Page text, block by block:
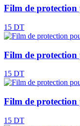
Film de
15 DT
Film de protection
15 DT
Film de
15 DT